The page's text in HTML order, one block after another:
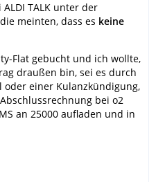
TALK unter der
meinten, dass es keine
Flat gebucht und ich wollte,
draußen bin, sei es durch
einer Kulanzkündigung,
bei o2
an 25000 aufladen und in